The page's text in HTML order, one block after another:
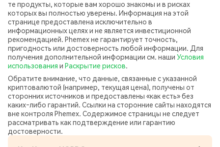
те продукты, которые вам хорошо знакомы и в рисках
которых вы полностью уверены. Информация на этой
странице предоставлена исключительно в
информационных целях и не является инвестиционной
рекомендацией. Phemex не гарантирует точность,
пригодность или достоверность любой информации. Для
получения дополнительной информации см. наши Условия
использования и Раскрытие рисков.
Обратите внимание, что данные, связанные с указанной
криптовалютой (например, текущая цена), получены от
сторонних источников и предоставлены «как есть» без
каких‑либо гарантий. Ссылки на сторонние сайты находятся
вне контроля Phemex. Содержимое страницы не следует
рассматривать как подтверждение или гарантию
достоверности.